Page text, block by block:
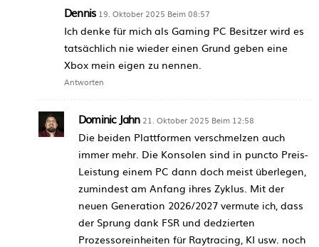
Dennis 19. Oktober 2025 Beim 08:57
Ich denke für mich als Gaming PC Besitzer wird es
tatsächlich nie wieder einen Grund geben eine
Xbox mein eigen zu nennen.
Antworten
Dominic Jahn 21. Oktober 2025 Beim 12:58
Die beiden Plattformen verschmelzen auch
immer mehr. Die Konsolen sind in puncto Preis-
Leistung einem PC dann doch meist überlegen,
zumindest am Anfang ihres Zyklus. Mit der
neuen Generation 2026/2027 vermute ich, dass
der Sprung dank FSR und dedzierten
Prozessoreinheiten für Raytracing, KI usw. noch